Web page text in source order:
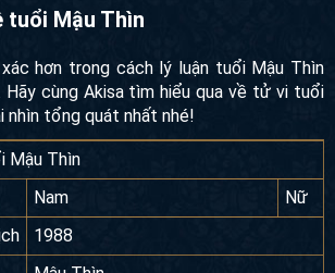
tuổi Mậu Thìn
hơn trong cách lý luận tuổi Mậu Thìn
Hãy cùng Akisa tìm hiểu qua về tử vi tuổi
nhìn tổng quát nhất nhé!
Mậu Thìn
Nam
Nữ
1988